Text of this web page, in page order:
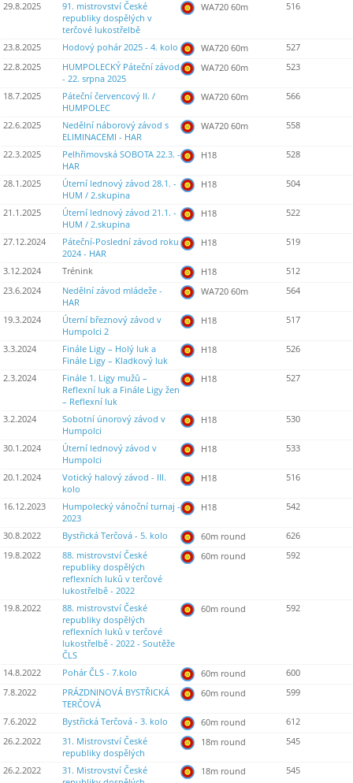
29.8.2025
91. mistrovství České
republiky dospělých v
terčové lukostřelbě
WA720 60m 516
23.8.2025 Hodový pohár 2025 - 4. kolo WA720 60m
527
22.8.2025
HUMPOLECKÝ Páteční závod
- 22. srpna 2025
WA720 60m 523
18.7.2025
Páteční červencový II. /
HUMPOLEC
WA720 60m 566
22.6.2025
Nedělní náborový závod s
ELIMINACEMI - HAR
WA720 60m 558
22.3.2025
Pelhřimovská SOBOTA 22.3. -
HAR
H18 528
28.1.2025
Úterní lednový závod 28.1. -
HUM / 2.skupina
H18 504
21.1.2025
Úterní lednový závod 21.1. -
HUM / 2.skupina
H18 522
27.12.2024
Páteční-Poslední závod roku
2024 - HAR
H18 519
3.12.2024 Trénink H18
512
23.6.2024
Nedělní závod mládeže -
HAR
WA720 60m 564
19.3.2024
Úterní březnový závod v
Humpolci 2
H18 517
3.3.2024
Finále Ligy – Holý luk a
Finále Ligy – Kladkový luk
H18 526
2.3.2024
Finále 1. Ligy mužů –
Reflexní luk a Finále Ligy žen
– Reflexní luk
H18 527
3.2.2024
Sobotní únorový závod v
Humpolci
H18 530
30.1.2024
Úterní lednový závod v
Humpolci
H18 533
20.1.2024
Votický halový závod - III.
kolo
H18 516
16.12.2023
Humpolecký vánoční turnaj -
2023
H18 542
30.8.2022 Bystřická Terčová - 5. kolo 60m round
626
19.8.2022
88. mistrovství České
republiky dospělých
reflexních luků v terčové
lukostřelbě - 2022
60m round 592
19.8.2022
88. mistrovství České
republiky dospělých
reflexních luků v terčové
lukostřelbě - 2022 - Soutěže
ČLS
60m round 592
14.8.2022 Pohár ČLS - 7.kolo 60m round
600
7.8.2022
PRÁZDNINOVÁ BYSTŘICKÁ
TERČOVÁ
60m round 599
7.6.2022 Bystřická Terčová - 3. kolo 60m round
612
26.2.2022
31. Mistrovství České
republiky dospělých
18m round 545
26.2.2022
31. Mistrovství České
18m round 545